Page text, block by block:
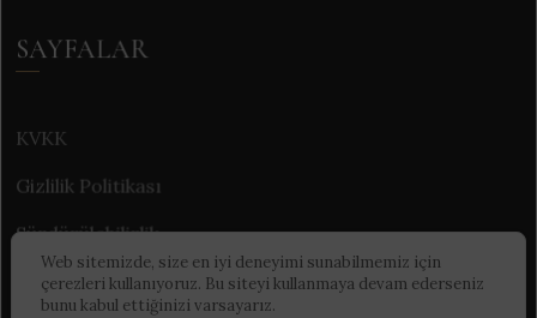
Web sitemizde, size en iyi deneyimi sunabilmemiz için
çerezleri kullanıyoruz. Bu siteyi kullanmaya devam ederseniz
bunu kabul ettiğinizi varsayarız.
SAYFALAR
KVKK
Gizlilik Politikası
Sürdürülebilirlik